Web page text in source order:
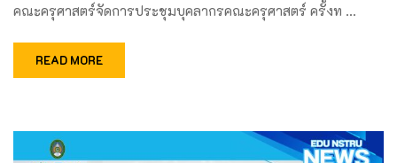
คณะครุศาสตร์จัดการประชุมบุคลากรคณะครุศาสตร์ ครั้งท …
READ MORE